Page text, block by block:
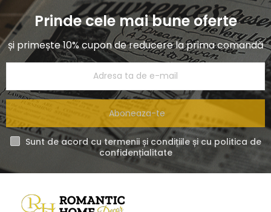
Prinde cele mai bune oferte
și primește 10% cupon de reducere la prima comandă
Aboneaza-te
Sunt de acord cu termenii și condițiile și cu politica de
confidențialitate